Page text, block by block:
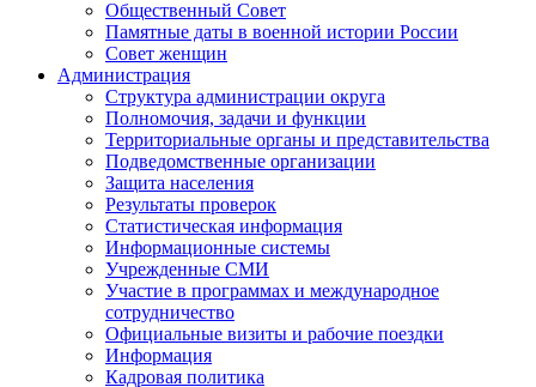
Общественный Совет
Памятные даты в военной истории России
Совет женщин
Администрация
Структура администрации округа
Полномочия, задачи и функции
Территориальные органы и представительства
Подведомственные организации
Защита населения
Результаты проверок
Статистическая информация
Информационные системы
Учрежденные СМИ
Участие в программах и международное
сотрудничество
Официальные визиты и рабочие поездки
Информация
Кадровая политика